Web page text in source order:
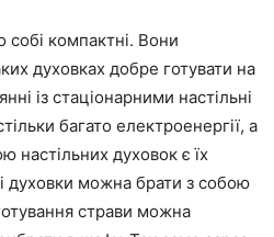
собі компактні. Вони
духовках добре готувати на
із стаціонарними настільні
багато електроенергії, а
настільних духовок є їх
духовки можна брати з собою
страви можна